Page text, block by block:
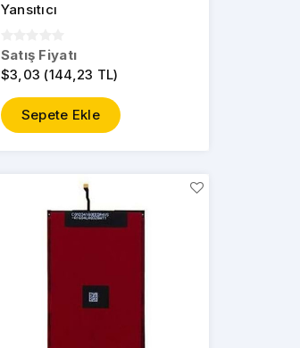
Yansıtıcı
Satış Fiyatı
$3,03 (144,23 TL)
Sepete Ekle